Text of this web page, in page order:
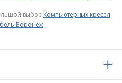
выбор Компьютерных кресел
Воронеж